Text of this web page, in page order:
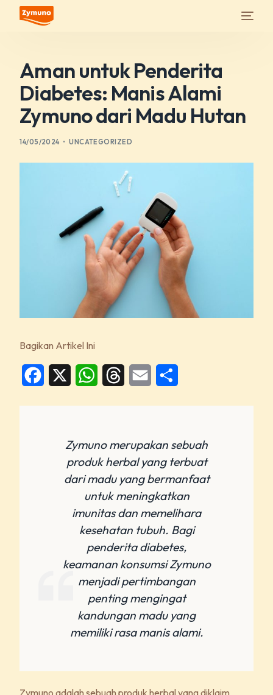
Aman untuk Penderita
Diabetes: Manis Alami
Zymuno dari Madu Hutan
14/05/2024 UNCATEGORIZED
Bagikan Artikel Ini
Facebook WhatsApp
Threads Email
Zymuno merupakan sebuah
produk herbal yang terbuat
dari madu yang bermanfaat
untuk meningkatkan
imunitas dan memelihara
kesehatan tubuh. Bagi
penderita diabetes,
keamanan konsumsi Zymuno
menjadi pertimbangan
penting mengingat
kandungan madu yang
memiliki rasa manis alami.
Zymuno adalah sebuah produk herbal yang diklaim